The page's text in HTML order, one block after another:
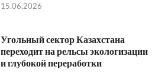
15.06.2026
Угольный сектор Казахстана
переходит на рельсы экологизации
и глубокой переработки